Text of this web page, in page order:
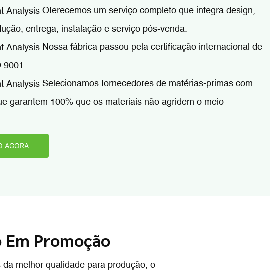
Oferecemos um serviço completo que integra design,
entrega, instalação e serviço pós-venda.
Nossa fábrica passou pela certificação internacional de
9001
Selecionamos fornecedores de matérias-primas com
garantem 100% que os materiais não agridem o meio
AGORA
Promoção
melhor qualidade para produção, o